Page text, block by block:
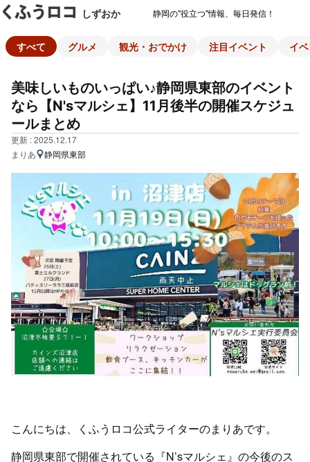
しずおか 静岡の"役立つ"情報、毎日発信！
すべて グルメ 観光・おでかけ 注目イベント イ
美味しいものいっぱい♪静岡県東部のイベント
なら【N'sマルシェ】11月後半の開催スケジュ
ールまとめ
更新 : 2025.12.17
まりあ
静岡県東部
こんにちは、くふうロコ公式ライターのまりあです。
静岡県東部で開催されている『N’sマルシェ』の今後のス